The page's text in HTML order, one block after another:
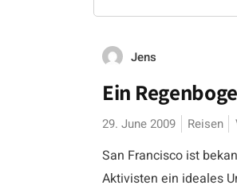
Jens
Ein
29. June 2009 Reisen
San Francisco ist
Aktivisten ein ideales